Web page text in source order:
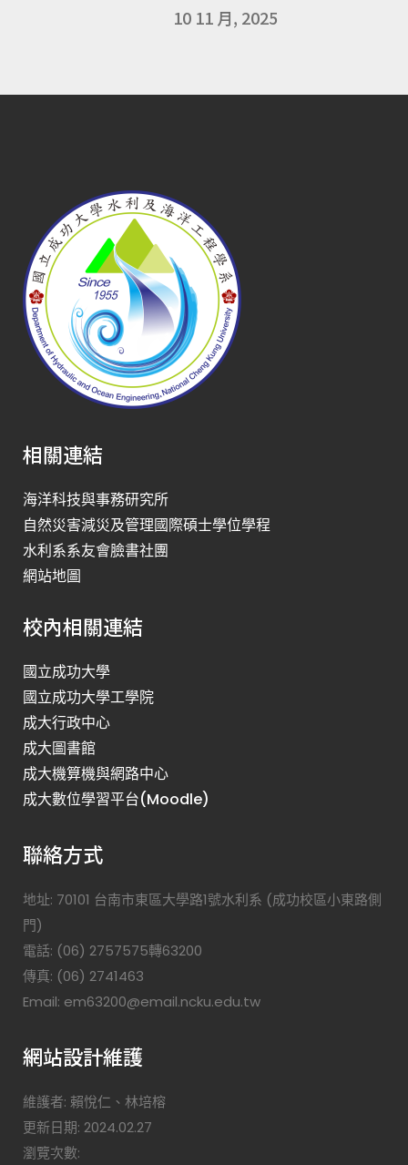
10 11 月, 2025
相關連結
海洋科技與事務研究所
自然災害減災及管理國際碩士學位學程
水利系系友會臉書社團
網站地圖
校內相關連結
國立成功大學
國立成功大學工學院
成大行政中心
成大圖書館
成大機算機與網路中心
成大數位學習平台(Moodle)
聯絡方式
地址: 70101 台南市東區大學路1號水利系 (成功校區小東路側
門)
電話: (06) 2757575轉63200
傳真: (06) 2741463
Email: em63200@email.ncku.edu.tw
網站設計維護
維護者: 賴悅仁、林培榕
更新日期: 2024.02.27
瀏覽次數: